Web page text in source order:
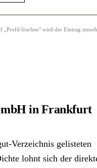
löschen" wird der Eintrag
in Frankfurt
Verzeichnis gelisteten
lohnt sich der